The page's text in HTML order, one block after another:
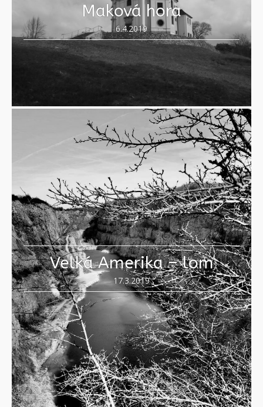
Maková hora
6.4.2019
Velká Amerika – lom
17.3.2019